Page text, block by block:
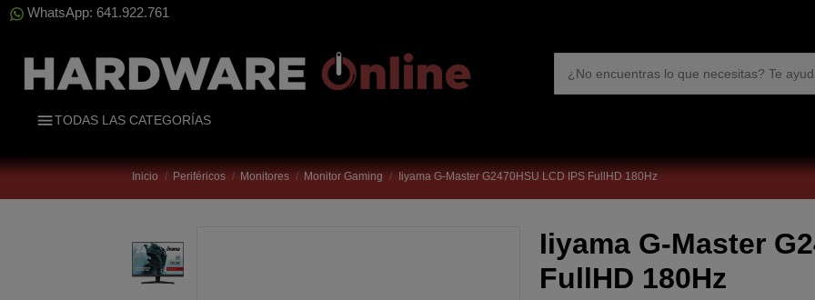
WhatsApp: 641.922.761
TODAS LAS CATEGORÍAS
Inicio Periféricos Monitores Monitor Gaming Iiyama G-Master G2470HSU LCD IPS FullHD 180Hz
Iiyama G-Master
FullHD 180Hz